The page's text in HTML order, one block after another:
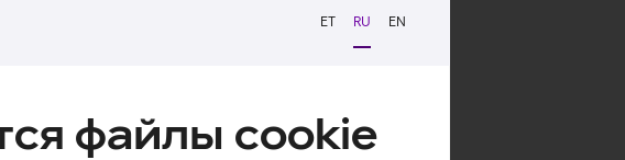
ET RU EN
файлы cookie